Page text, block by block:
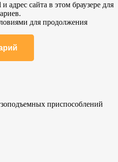
адрес сайта в этом браузере для
для продолжения
приспособлений